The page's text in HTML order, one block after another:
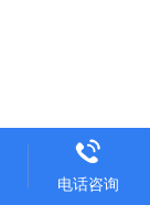
电话咨询